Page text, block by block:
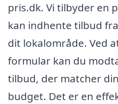
pris.dk. Vi tilbyder en
kan indhente tilbud
dit lokalområde. Ved
formular kan du
tilbud, der matcher
budget. Det er en